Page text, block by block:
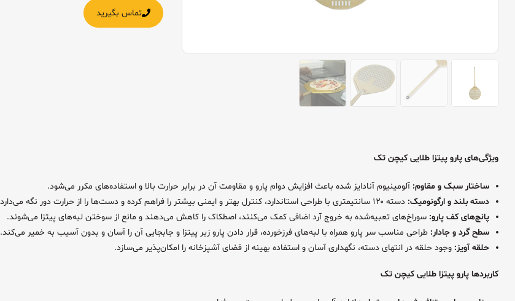
تماس بگیرید
ویژگی‌های پارو پیتزا طلایی کیچن تک
ساختار سبک و مقاوم: آلومینیوم آنادایز شده باعث افزایش دوام پارو و مقاومت آن در برابر حرارت بالا و استفاده‌های مکرر می‌شود.
دسته بلند و ارگونومیک: دسته ۱۲۰ سانتیمتری با طراحی استاندارد، کنترل بهتر و ایمنی بیشتر را فراهم کرده و دست‌ها را از حرارت دور نگه می‌دارد. اتصال دسته با ۳ پرچ تقویت شده تا ثبات بیشتری هنگام جابجایی ایجاد کند.
پانچ‌های کف پارو: سوراخ‌های تعبیه‌شده به خروج آرد اضافی کمک می‌کنند، اصطکاک را کاهش می‌دهند و مانع از سوختن لبه‌های پیتزا می‌شوند.
سطح گرد و جادار: طراحی مناسب سر پارو همراه با لبه‌های فرزخورده، قرار دادن پارو زیر پیتزا و جابجایی آن را آسان و بدون آسیب به خمیر می‌کند.
حلقه آویز: وجود حلقه در انتهای دسته، نگهداری آسان و استفاده بهینه از فضای آشپزخانه را امکان‌پذیر می‌سازد.
کاربردها پارو پیتزا طلایی کیچن تک